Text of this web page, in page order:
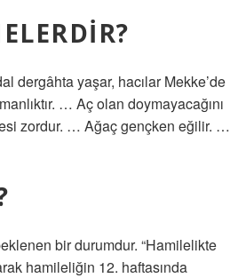
dergâhta yaşar, hacılar Mekke’de
… Aç olan doymayacağını
zordur. … Ağaç gençken eğilir. …
bir durumdur. “Hamilelikte
hamileliğin 12. haftasında